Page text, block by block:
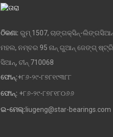
ଠିକଣା: ରୁମ୍ 1507, ଚାଙ୍ଗକ୍ସିନ୍-ଲିଙ୍ଗସିଆନ୍
ମହଲ, ନମ୍ବର 95 ନାନ୍ ଗୁଆନ୍ ଜେଙ୍ଗ୍
ସିଆନ୍, ଚୀନ୍ 710068
ଫୋନ୍:+୮୬-୨୯-୮୭୮୧୯୩୮୮
ଫୋନ୍: +୮୬-୨୯-୮୭୮୧୮୦୬୬
ଇ-ମେଲ୍: liugeng@star-bearings.com